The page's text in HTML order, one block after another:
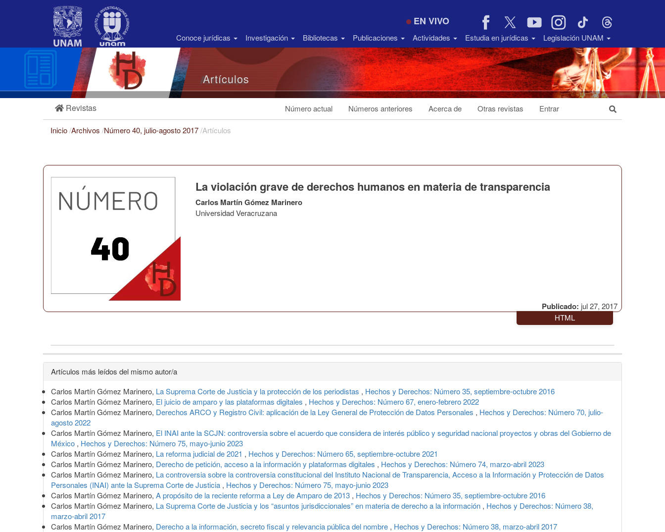
Barra
EN VIVO
Conoce jurídicas Investigación Bibliotecas Publicaciones Actividades Estudia en jurídicas Legislación UNAM
Artículos
Revistas Número actual Números anteriores Acerca de Otras revistas Entrar
Inicio/Archivos /Número 40, julio-agosto 2017/Artículos
Publicado: jul 27, 2017
La violación grave de derechos humanos en materia de transparencia
Carlos Martín Gómez Marinero
Universidad Veracruzana
HTML
Detalles
del
artículo
Artículos más leídos del mismo autor/a
Carlos Martín Gómez Marinero, La Suprema Corte de Justicia y la protección de los periodistas , Hechos y Derechos: Número 35, septiembre-octubre 2016
Carlos Martín Gómez Marinero, El juicio de amparo y las plataformas digitales , Hechos y Derechos: Número 67, enero-febrero 2022
Carlos Martín Gómez Marinero, Derechos ARCO y Registro Civil: aplicación de la Ley General de Protección de Datos Personales , Hechos y Derechos: Número 70, julio-
agosto 2022
Carlos Martín Gómez Marinero, El INAI ante la SCJN: controversia sobre el acuerdo que considera de interés público y seguridad nacional proyectos y obras del Gobierno de
México , Hechos y Derechos: Número 75, mayo-junio 2023
Carlos Martín Gómez Marinero, La reforma judicial de 2021 , Hechos y Derechos: Número 65, septiembre-octubre 2021
Carlos Martín Gómez Marinero, Derecho de petición, acceso a la información y plataformas digitales , Hechos y Derechos: Número 74, marzo-abril 2023
Carlos Martín Gómez Marinero, La controversia sobre la controversia constitucional del Instituto Nacional de Transparencia, Acceso a la Información y Protección de Datos
Personales (INAI) ante la Suprema Corte de Justicia , Hechos y Derechos: Número 75, mayo-junio 2023
Carlos Martín Gómez Marinero, A propósito de la reciente reforma a Ley de Amparo de 2013 , Hechos y Derechos: Número 35, septiembre-octubre 2016
Carlos Martín Gómez Marinero, La Suprema Corte de Justicia y los “asuntos jurisdiccionales” en materia de derecho a la información , Hechos y Derechos: Número 38,
marzo-abril 2017
Carlos Martín Gómez Marinero, Derecho a la información, secreto fiscal y relevancia pública del nombre , Hechos y Derechos: Número 38, marzo-abril 2017